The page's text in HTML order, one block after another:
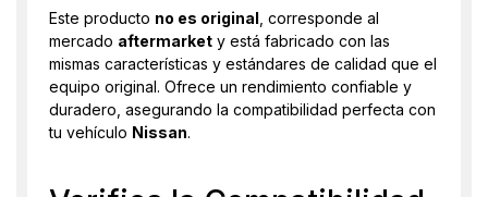
Este producto no es original , corresponde al
mercado aftermarket y está fabricado con las
mismas características y estándares de calidad que el
equipo original. Ofrece un rendimiento confiable y
duradero, asegurando la compatibilidad perfecta con
tu vehículo Nissan.